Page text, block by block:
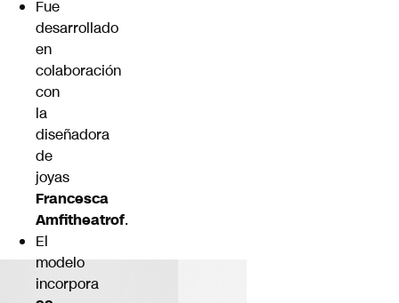
Fue
desarrollado
en
colaboración
con
la
diseñadora
de
joyas
Francesca
Amfitheatrof.
El
modelo
incorpora